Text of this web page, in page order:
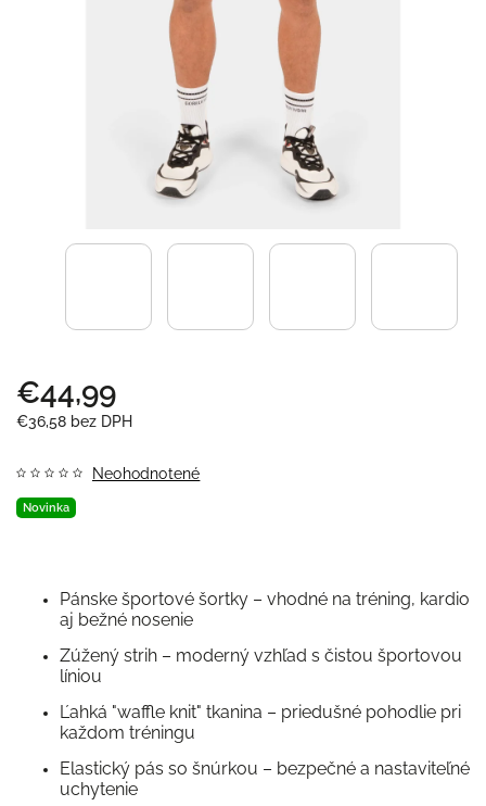
€44,99
€36,58 bez DPH
Novinka
Neohodnotené
Pánske športové šortky – vhodné na tréning, kardio
aj bežné nosenie
Zúžený strih – moderný vzhľad s čistou športovou
líniou
Ľahká "waffle knit" tkanina – priedušné pohodlie pri
každom tréningu
Elastický pás so šnúrkou – bezpečné a nastaviteľné
uchytenie